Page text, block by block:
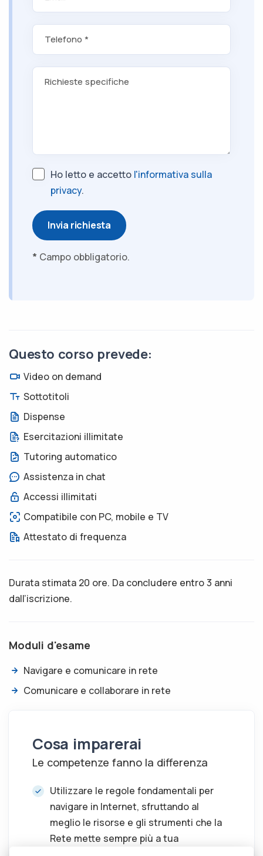
Telefono *
Richieste specifiche
Ho letto e accetto l'informativa sulla
privacy.
Invia richiesta
* Campo obbligatorio.
Questo corso prevede:
Video on demand
Sottotitoli
Dispense
Esercitazioni illimitate
Tutoring automatico
Assistenza in chat
Accessi illimitati
Compatibile con PC, mobile e TV
Attestato di frequenza
Durata stimata 20 ore. Da concludere entro 3 anni
dall’iscrizione.
Moduli d'esame
Navigare e comunicare in rete
Comunicare e collaborare in rete
Cosa imparerai
Le competenze fanno la differenza
Utilizzare le regole fondamentali per
navigare in Internet, sfruttando al
meglio le risorse e gli strumenti che la
Rete mette sempre più a tua